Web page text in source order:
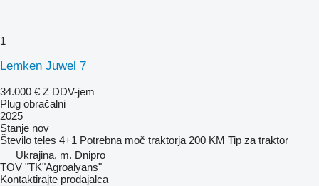
1
Lemken Juwel 7
34.000 € Z DDV-jem
Plug obračalni
2025
Stanje nov
Število teles 4+1 Potrebna moč traktorja 200 KM Tip za traktor
Ukrajina, m. Dnipro
TOV "TK"Agroalyans"
Kontaktirajte prodajalca